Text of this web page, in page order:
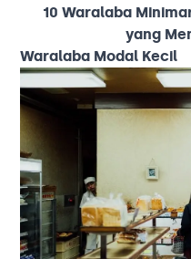
10 Waralaba
yang
Waralaba Modal Kecil